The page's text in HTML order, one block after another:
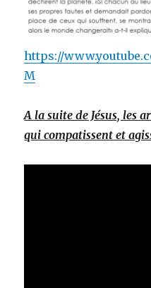
https://
M
A la suite de Jésus, les
qui compatissent et